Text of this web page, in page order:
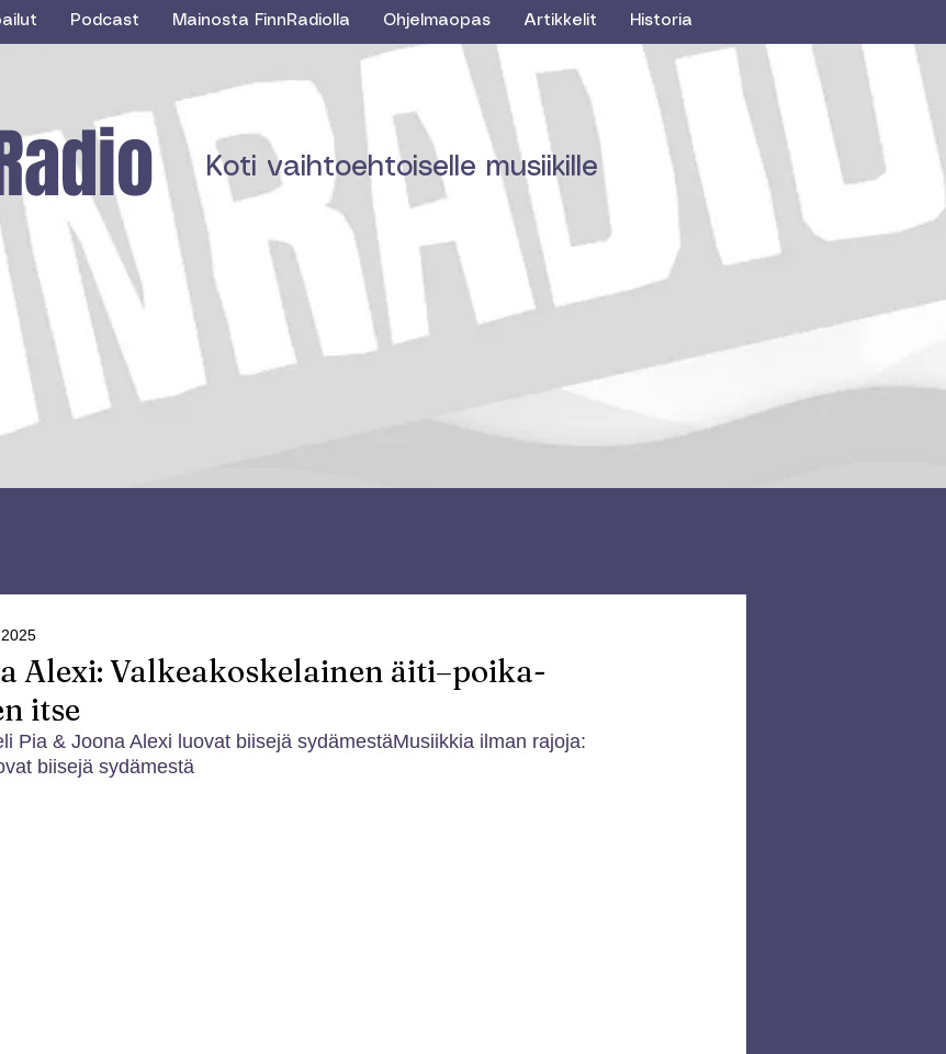
Podcast Mainosta FinnRadiolla Ohjelmaopas Artikkelit Historia
Koti vaihtoehtoiselle musiikille
Alexi: Valkeakoskelainen äiti–poika-
itse
Pia & Joona Alexi luovat biisejä sydämestäMusiikkia ilman rajoja:
biisejä sydämestä